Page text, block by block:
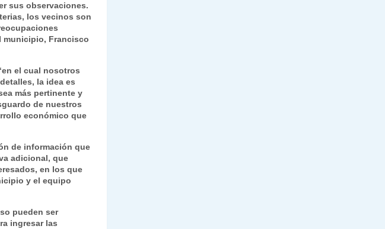
sus observaciones.
los vecinos son
municipio, Francisco
el cual nosotros
la idea es
más pertinente y
de nuestros
económico que
de información que
adicional, que
en los que
y el equipo
pueden ser
ingresar las